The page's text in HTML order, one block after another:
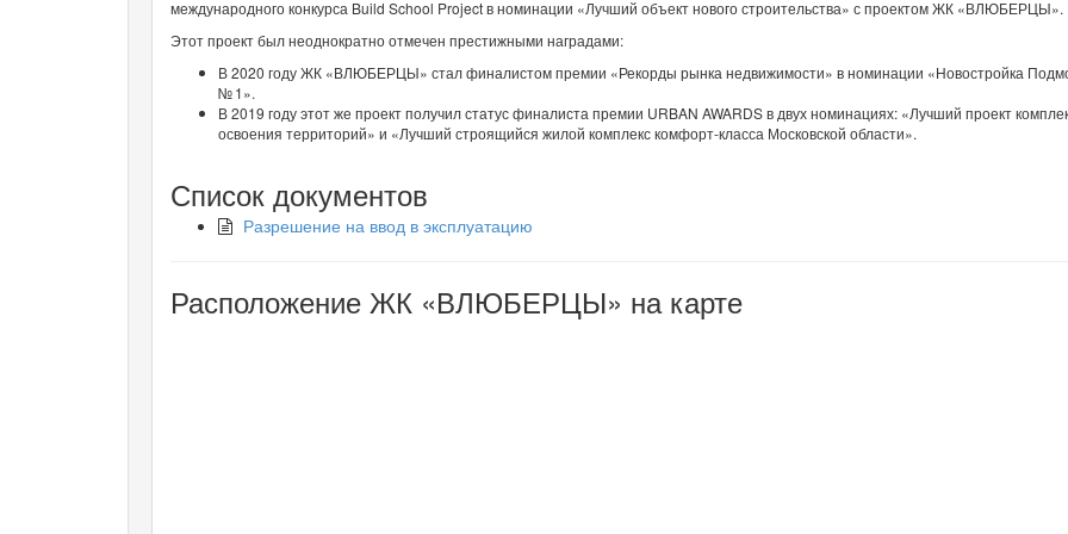
международного конкурса Build School Project в номинации «Лучший объект нового строительства» с проектом ЖК «ВЛЮБЕРЦЫ».
Этот проект был неоднократно отмечен престижными наградами:
В 2020 году ЖК «ВЛЮБЕРЦЫ» стал финалистом премии «Рекорды рынка недвижимости» в номинации «Новостройка
№ 1».
В 2019 году этот же проект получил статус финалиста премии URBAN AWARDS в двух номинациях: «Лучший проект
освоения территорий» и «Лучший строящийся жилой комплекс комфорт-класса Московской области».
Список документов
Разрешение на ввод в эксплуатацию
Расположение ЖК «ВЛЮБЕРЦЫ» на карте